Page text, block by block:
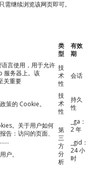
继续浏览该网页即可。
类
型
有效
期
言使用，用于允许
服务器上。该
关重要
技
术
性
会话
策的 Cookie。
技
术
性
持久
性
。关于用户如何
告：访问的页面、
……
户。
第
三
方
分
析
_ga：
2 年
_gid：
24 小
时